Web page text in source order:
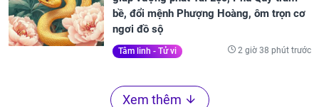
bề, đổi mệnh Phượng Hoàng, ôm trọn cơ
ngơi đồ sộ
Tâm linh - Tử vi 2 giờ 38 phút trước
Xem thêm